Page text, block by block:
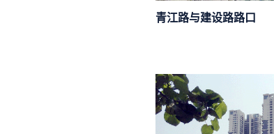
青江路与建设路路口